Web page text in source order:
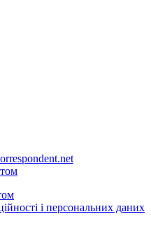
і персональних даних